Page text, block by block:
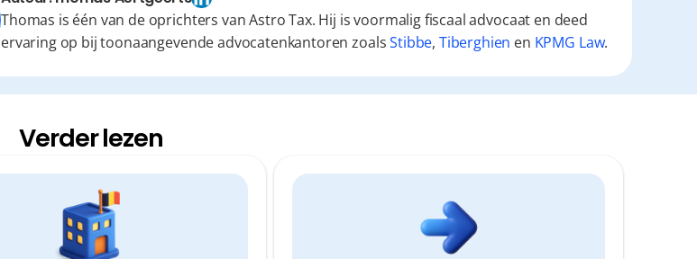
Thomas is één van de oprichters van Astro Tax. Hij is voormalig fiscaal advocaat en deed
ervaring op bij toonaangevende advocatenkantoren zoalsStibbe, Tiberghien en KPMG Law.
Verder lezen